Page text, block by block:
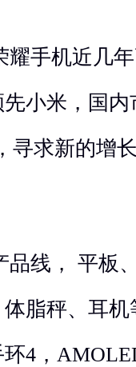
手机近几年
小米，国
寻求新的增
线， 平板、
脂秤、耳
4，